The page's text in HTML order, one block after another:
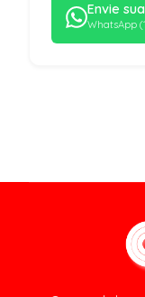
Envie
WhatsApp